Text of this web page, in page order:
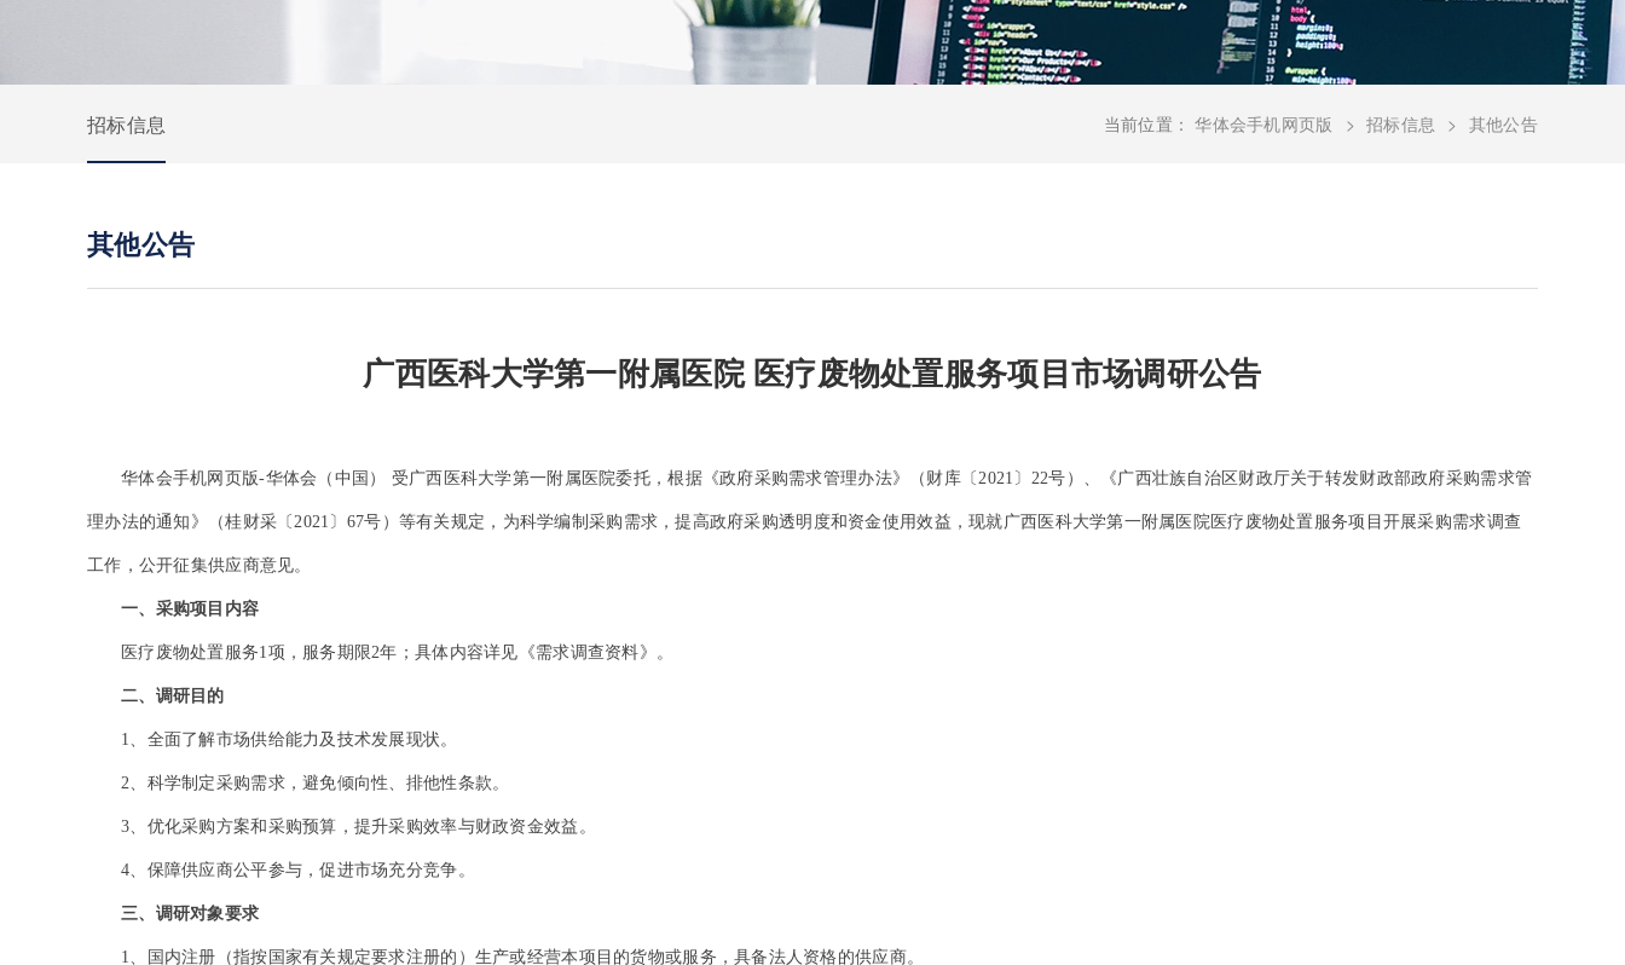
招标信息 当前位置： 华体会手机网页版 招标信息 其他公告
其他公告
广西医科大学第一附属医院 医疗废物处置服务项目市场调研公告
华体会手机网页版-华体会（中国） 受广西医科大学第一附属医院委托，根据《政府采购需求管理办法》（财库〔2021〕22号）、《广西壮族自治区财政厅关于转发财政部政府采购需求管
理办法的通知》（桂财采〔2021〕67号）等有关规定，为科学编制采购需求，提高政府采购透明度和资金使用效益，现就广西医科大学第一附属医院医疗废物处置服务项目开展采购需求调查
工作，公开征集供应商意见。
一、采购项目内容
医疗废物处置服务1项，服务期限2年；具体内容详见《需求调查资料》。
二、调研目的
1、全面了解市场供给能力及技术发展现状。
2、科学制定采购需求，避免倾向性、排他性条款。
3、优化采购方案和采购预算，提升采购效率与财政资金效益。
4、保障供应商公平参与，促进市场充分竞争。
三、调研对象要求
1、国内注册（指按国家有关规定要求注册的）生产或经营本项目的货物或服务，具备法人资格的供应商。